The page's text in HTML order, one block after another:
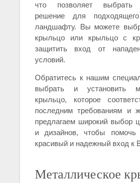
что позволяет выбрать
решение для
ландшафту. Вы можете
крыльцо или крыльцо с
защитить вход от
условий.
Обратитесь к нашим
выбрать и установить
крыльцо, которое
последним требованиям и
предлагаем широкий выбор
и дизайнов, чтобы помочь
красивый и надежный вход к
Металлическое